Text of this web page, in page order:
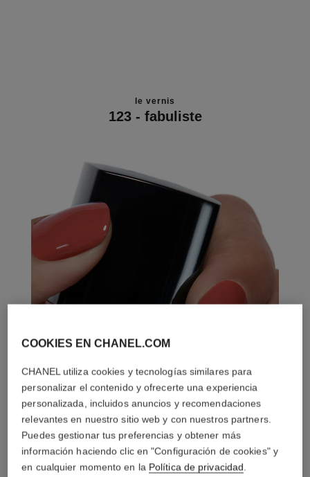
le vernis
123 - fabuliste
COOKIES EN CHANEL.COM
CHANEL utiliza cookies y tecnologías similares para
personalizar el contenido y ofrecerte una experiencia
personalizada, incluidos anuncios y recomendaciones
relevantes en nuestro sitio web y con nuestros partners.
Puedes gestionar tus preferencias y obtener más
información haciendo clic en "Configuración de cookies" y
en cualquier momento en la Política de privacidad.